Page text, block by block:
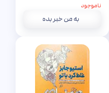
ناموجود
به من خبر بده